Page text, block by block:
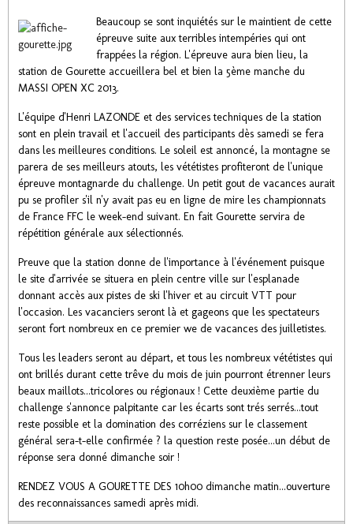
Beaucoup se sont inquiétés sur le maintient de cette
épreuve suite aux terribles intempéries qui ont
frappées la région. L'épreuve aura bien lieu, la
station de Gourette accueillera bel et bien la 5ème manche du
MASSI OPEN XC 2013.
L'équipe d'Henri LAZONDE et des services techniques de la station
sont en plein travail et l'accueil des participants dès samedi se fera
dans les meilleures conditions. Le soleil est annoncé, la montagne se
parera de ses meilleurs atouts, les vététistes profiteront de l'unique
épreuve montagnarde du challenge. Un petit gout de vacances aurait
pu se profiler s'il n'y avait pas eu en ligne de mire les championnats
de France FFC le week-end suivant. En fait Gourette servira de
répétition générale aux sélectionnés.
Preuve que la station donne de l'importance à l'événement puisque
le site d'arrivée se situera en plein centre ville sur l'esplanade
donnant accès aux pistes de ski l'hiver et au circuit VTT pour
l'occasion. Les vacanciers seront là et gageons que les spectateurs
seront fort nombreux en ce premier we de vacances des juilletistes.
Tous les leaders seront au départ, et tous les nombreux vététistes qui
ont brillés durant cette trêve du mois de juin pourront étrenner leurs
beaux maillots...tricolores ou régionaux ! Cette deuxième partie du
challenge s'annonce palpitante car les écarts sont trés serrés...tout
reste possible et la domination des corréziens sur le classement
général sera-t-elle confirmée ? la question reste posée...un début de
réponse sera donné dimanche soir !
RENDEZ VOUS A GOURETTE DES 10h00 dimanche matin...ouverture
des reconnaissances samedi après midi.